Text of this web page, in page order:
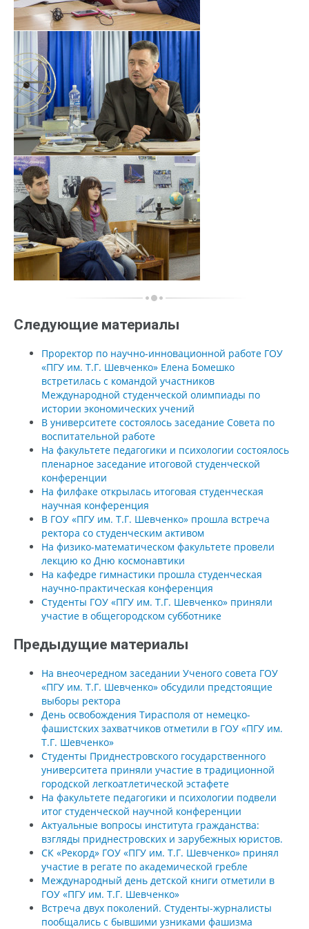
Следующие материалы
Проректор по научно-инновационной работе ГОУ
«ПГУ им. Т.Г. Шевченко» Елена Бомешко
встретилась с командой участников
Международной студенческой олимпиады по
истории экономических учений
В университете состоялось заседание Совета по
воспитательной работе
На факультете педагогики и психологии состоялось
пленарное заседание итоговой студенческой
конференции
На филфаке открылась итоговая студенческая
научная конференция
В ГОУ «ПГУ им. Т.Г. Шевченко» прошла встреча
ректора со студенческим активом
На физико-математическом факультете провели
лекцию ко Дню космонавтики
На кафедре гимнастики прошла студенческая
научно-практическая конференция
Студенты ГОУ «ПГУ им. Т.Г. Шевченко» приняли
участие в общегородском субботнике
Предыдущие материалы
На внеочередном заседании Ученого совета ГОУ
«ПГУ им. Т.Г. Шевченко» обсудили предстоящие
выборы ректора
День освобождения Тирасполя от немецко-
фашистских захватчиков отметили в ГОУ «ПГУ им.
Т.Г. Шевченко»
Студенты Приднестровского государственного
университета приняли участие в традиционной
городской легкоатлетической эстафете
На факультете педагогики и психологии подвели
итог студенческой научной конференции
Актуальные вопросы института гражданства:
взгляды приднестровских и зарубежных юристов.
СК «Рекорд» ГОУ «ПГУ им. Т.Г. Шевченко» принял
участие в регате по академической гребле
Международный день детской книги отметили в
ГОУ «ПГУ им. Т.Г. Шевченко»
Встреча двух поколений. Студенты-журналисты
пообщались с бывшими узниками фашизма